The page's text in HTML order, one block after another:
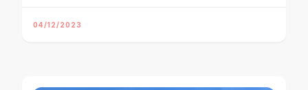
04/12/2023